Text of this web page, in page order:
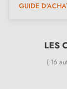
Paire de
GUIDE
LES
( 16